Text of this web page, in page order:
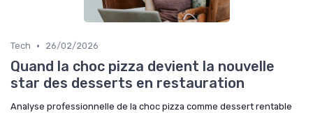
Tech • 26/02/2026
Quand la choc pizza devient la nouvelle
star des desserts en restauration
Analyse professionnelle de la choc pizza comme dessert rentable